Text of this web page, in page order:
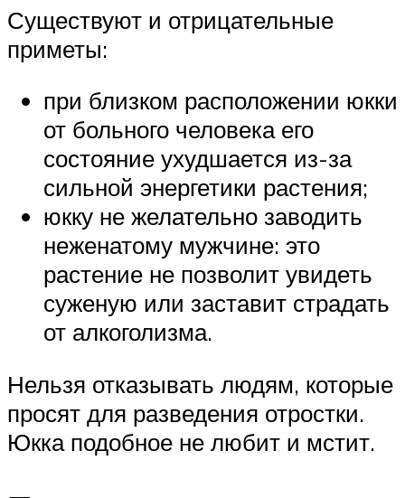
Существуют и отрицательные
приметы:
при близком расположении юкки
от больного человека его
состояние ухудшается из-за
сильной энергетики растения;
юкку не желательно заводить
неженатому мужчине: это
растение не позволит увидеть
суженую или заставит страдать
от алкоголизма.
Нельзя отказывать людям, которые
просят для разведения отростки.
Юкка подобное не любит и мстит.